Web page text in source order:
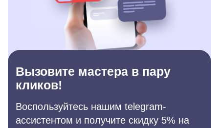
Вызовите мастера в пару
кликов!
Воспользуйтесь нашим telegram-
ассистентом и получите скидку 5% на